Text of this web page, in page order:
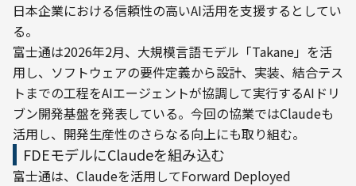
日本企業における信頼性の高いAI活用を支援するとしてい
る。
富士通は2026年2月、大規模言語モデル「Takane」を活
用し、ソフトウェアの要件定義から設計、実装、結合テス
トまでの工程をAIエージェントが協調して実行するAIドリ
ブン開発基盤を発表している。今回の協業ではClaudeも
活用し、開発生産性のさらなる向上にも取り組む。
FDEモデルにClaudeを組み込む
富士通は、Claudeを活用してForward Deployed